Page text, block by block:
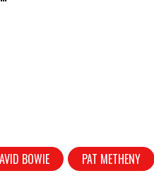
BOWIE
PAT METHENY